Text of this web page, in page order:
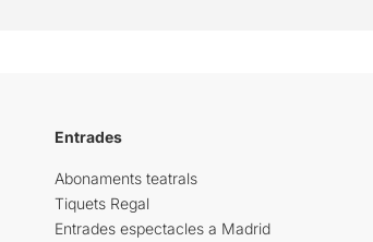
Entrades
Abonaments teatrals
Tiquets Regal
Entrades espectacles a Madrid